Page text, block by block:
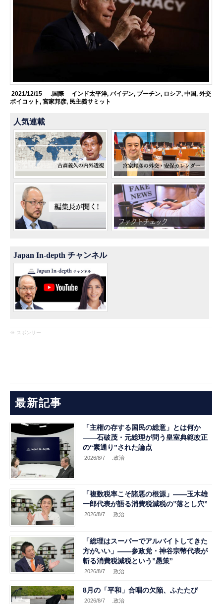
2021/12/15 .国際 インド太平洋, バイデン, プーチン, ロシア, 中国, 外交
ボイコット,宮家邦彦, 民主義サミット
人気連載
Japan In-depth チャンネル
※ スポンサー
最新記事
「主権の存する国民の総意」とは何か
――石破茂・元総理が問う皇室典範改正
の“素通り”された論点
2026/8/7 .政治
「複数税率こそ諸悪の根源」――玉木雄
一郎代表が語る消費税減税の”落とし穴”
2026/8/7 .政治
「総理はスーパーでアルバイトしてきた
方がいい」――参政党・神谷宗幣代表が
斬る消費税減税という”愚策”
2026/8/7 .政治
8月の「平和」合唱の欠陥、ふたたび
2026/8/7 .政治